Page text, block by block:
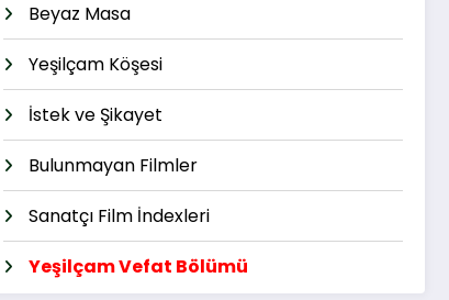
Beyaz Masa
Yeşilçam Köşesi
İstek ve Şikayet
Bulunmayan Filmler
Sanatçı Film İndexleri
Yeşilçam Vefat Bölümü